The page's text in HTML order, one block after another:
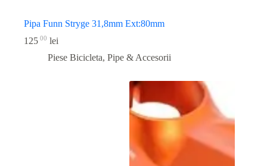
Pipa Funn Stryge 31,8mm Ext:80mm
125 00 lei
Piese Bicicleta, Pipe & Accesorii